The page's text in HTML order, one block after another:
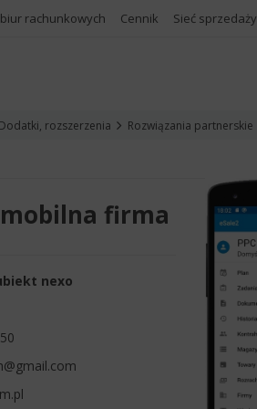
rachunkowych Cennik Sieć sprzedaży
rozszerzenia Rozwiązania partnerskie
mobilna firma
nexo